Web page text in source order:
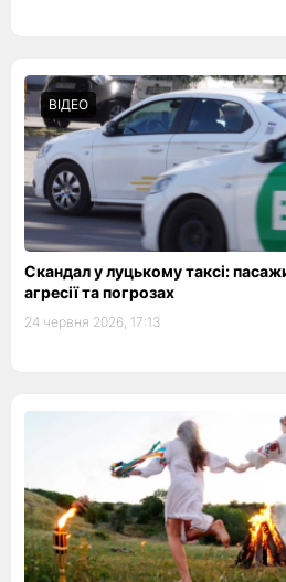
ВІДЕО
Скандал у луцькому таксі:
агресії та погрозах
24 червня 2026, 17:13